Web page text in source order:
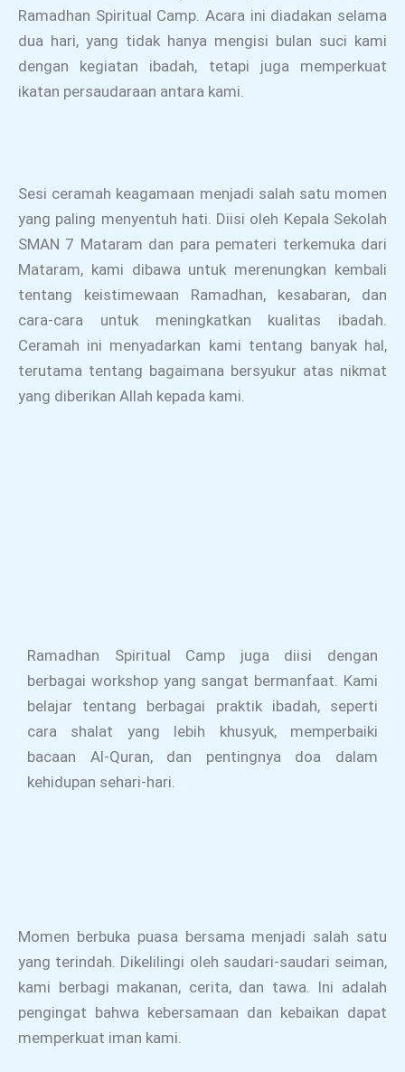
Ramadhan Spiritual Camp. Acara ini diadakan selama
dua hari, yang tidak hanya mengisi bulan suci kami
dengan kegiatan ibadah, tetapi juga memperkuat
ikatan persaudaraan antara kami.
Sesi ceramah keagamaan menjadi salah satu momen
yang paling menyentuh hati. Diisi oleh Kepala Sekolah
SMAN 7 Mataram dan para pemateri terkemuka dari
Mataram, kami dibawa untuk merenungkan kembali
tentang keistimewaan Ramadhan, kesabaran, dan
cara-cara untuk meningkatkan kualitas ibadah.
Ceramah ini menyadarkan kami tentang banyak hal,
terutama tentang bagaimana bersyukur atas nikmat
yang diberikan Allah kepada kami.
Ramadhan Spiritual Camp juga diisi dengan
berbagai workshop yang sangat bermanfaat. Kami
belajar tentang berbagai praktik ibadah, seperti
cara shalat yang lebih khusyuk, memperbaiki
bacaan Al-Quran, dan pentingnya doa dalam
kehidupan sehari-hari.
Momen berbuka puasa bersama menjadi salah satu
yang terindah. Dikelilingi oleh saudari-saudari seiman,
kami berbagi makanan, cerita, dan tawa. Ini adalah
pengingat bahwa kebersamaan dan kebaikan dapat
memperkuat iman kami.